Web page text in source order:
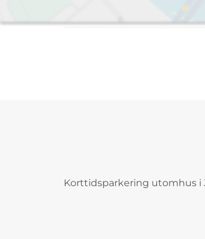
Priser och betalning
Korttidsparkering utomhus i